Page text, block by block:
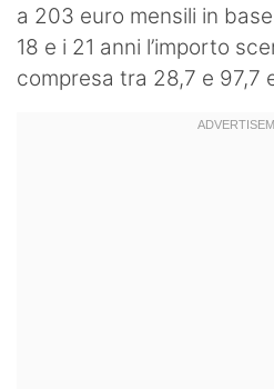
a 203 euro mensili in
18 e i 21 anni l’importo
compresa tra 28,7 e 97,7